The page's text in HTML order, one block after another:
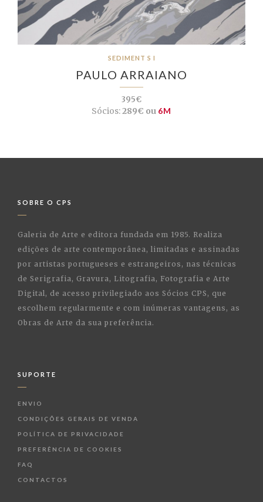
SEDIMENT S I
PAULO ARRAIANO
395€
Sócios:289€ ou 6M
SOBRE O CPS
Galeria de Arte e editora fundada em 1985. Realiza
edições de arte contemporânea, limitadas e assinadas
por artistas portugueses e estrangeiros, nas técnicas
de Serigrafia, Gravura, Litografia, Fotografia e Arte
Digital, de acesso privilegiado aos Sócios CPS, que
escolhem regularmente e com inúmeras vantagens, as
Obras de Arte da sua preferência.
SUPORTE
ENVIO
CONDIÇÕES GERAIS DE VENDA
POLÍTICA DE PRIVACIDADE
PREFERÊNCIA DE COOKIES
FAQ
CONTACTOS